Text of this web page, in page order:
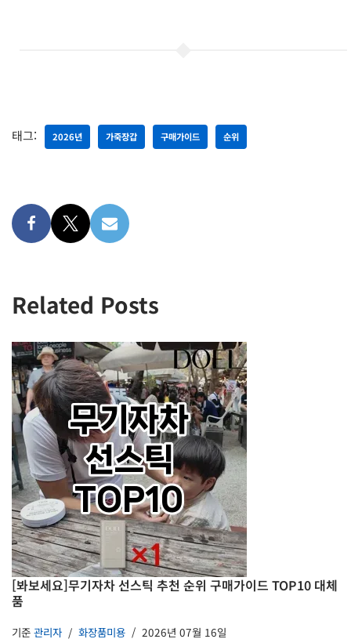
태그: 2026년 가죽장갑 구매가이드 순위
Related Posts
[봐보세요]무기자차 선스틱 추천 순위 구매가이드 TOP10 대체
품
기준 관리자 화장품미용 2026년 07월 16일